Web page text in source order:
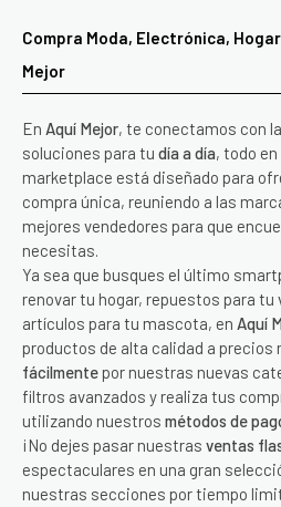
Compra Moda, Electrónica, Hogar
Mejor
En Aquí Mejor, te conectamos con
soluciones para tu día a día, todo
marketplace está diseñado para
compra única, reuniendo a las
mejores vendedores para que
necesitas.
Ya sea que busques el último
renovar tu hogar, repuestos para tu
artículos para tu mascota, en Aquí
productos de alta calidad a
fácilmente por nuestras nuevas
filtros avanzados y realiza tus
utilizando nuestros métodos de
¡No dejes pasar nuestras ventas
espectaculares en una gran
nuestras secciones por tiempo